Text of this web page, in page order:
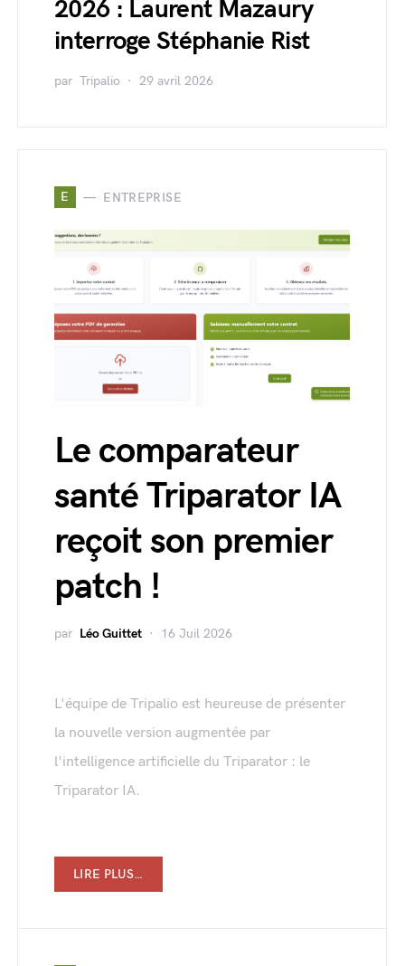
2026 : Laurent Mazaury
interroge Stéphanie Rist
par Tripalio 29 avril 2026
E ENTREPRISE
Le comparateur
santé Triparator IA
reçoit son premier
patch !
par Léo Guittet 16 Juil 2026
L'équipe de Tripalio est heureuse de présenter
la nouvelle version augmentée par
l'intelligence artificielle du Triparator : le
Triparator IA.
LIRE PLUS…